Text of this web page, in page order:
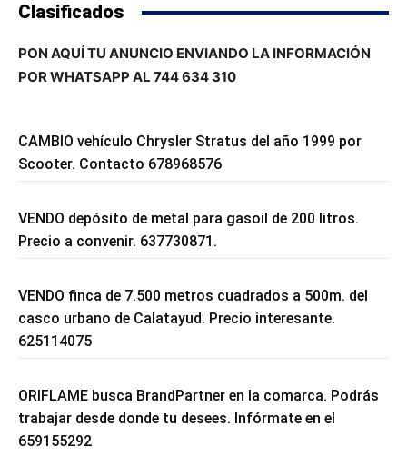
Clasificados
PON AQUÍ TU ANUNCIO ENVIANDO LA INFORMACIÓN
POR WHATSAPP AL 744 634 310
CAMBIO vehículo Chrysler Stratus del año 1999 por
Scooter. Contacto 678968576
VENDO depósito de metal para gasoil de 200 litros.
Precio a convenir. 637730871.
VENDO finca de 7.500 metros cuadrados a 500m. del
casco urbano de Calatayud. Precio interesante.
625114075
ORIFLAME busca BrandPartner en la comarca. Podrás
trabajar desde donde tu desees. Infórmate en el
659155292